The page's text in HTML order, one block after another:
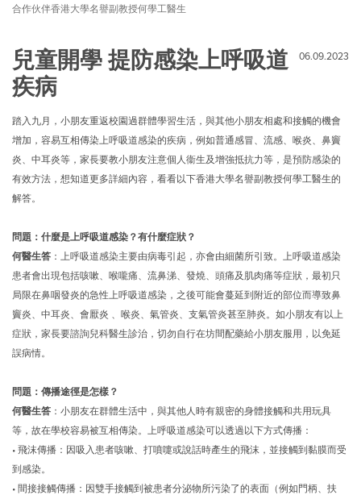
合作伙伴香港大學名譽副教授何學工醫生
兒童開學 提防感染上呼吸道
疾病
06.09.2023
踏入九月，小朋友重返校園過群體學習生活，與其他小朋友相處和接觸的機會
增加，容易互相傳染上呼吸道感染的疾病，例如普通感冒、流感、喉炎、鼻竇
炎、中耳炎等，家長要教小朋友注意個人衞生及增強抵抗力等，是預防感染的
有效方法，想知道更多詳細內容，看看以下香港大學名譽副教授何學工醫生的
解答。
問題：什麼是上呼吸道感染？有什麼症狀？
何醫生答 ：上呼吸道感染主要由病毒引起，亦會由細菌所引致。上呼吸道感染
患者會出現包括咳嗽、喉嚨痛、流鼻涕、發燒、頭痛及肌肉痛等症狀，最初只
局限在鼻咽發炎的急性上呼吸道感染，之後可能會蔓延到附近的部位而導致鼻
竇炎、中耳炎、會厭炎 、喉炎、氣管炎、支氣管炎甚至肺炎。如小朋友有以上
症狀，家長要諮詢兒科醫生診治，切勿自行在坊間配藥給小朋友服用，以免延
誤病情。
問題：傳播途徑是怎樣？
何醫生答 ：小朋友在群體生活中，與其他人時有親密的身體接觸和共用玩具
等，故在學校容易被互相傳染。上呼吸道感染可以透過以下方式傳播：
• 飛沫傳播：因吸入患者咳嗽、打噴嚏或說話時產生的飛沫，並接觸到黏膜而受
到感染。
• 間接接觸傳播：因雙手接觸到被患者分泌物所污染了的表面（例如門柄、扶